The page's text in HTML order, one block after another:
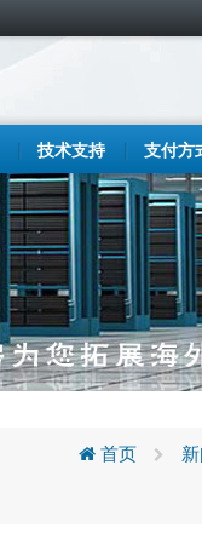
技术支持 支付方
首页